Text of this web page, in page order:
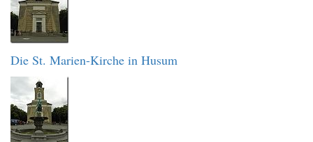
Die St. Marien-Kirche in Husum